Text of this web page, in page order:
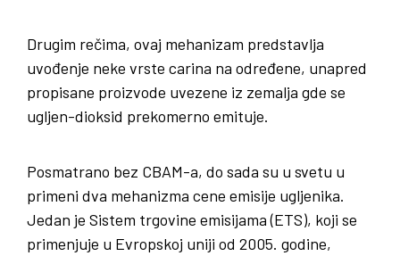
Drugim rečima, ovaj mehanizam predstavlja
uvođenje neke vrste carina na određene, unapred
propisane proizvode uvezene iz zemalja gde se
ugljen-dioksid prekomerno emituje.
Posmatrano bez CBAM-a, do sada su u svetu u
primeni dva mehanizma cene emisije ugljenika.
Jedan je Sistem trgovine emisijama (ETS), koji se
primenjuje u Evropskoj uniji od 2005. godine,